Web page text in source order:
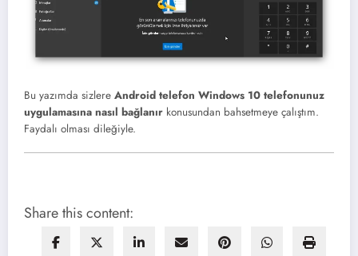
Bu yazımda sizlere Android telefon Windows 10 telefonunuz
uygulamasına nasıl bağlanır konusundan bahsetmeye çalıştım.
Faydalı olması dileğiyle.
Share this content: